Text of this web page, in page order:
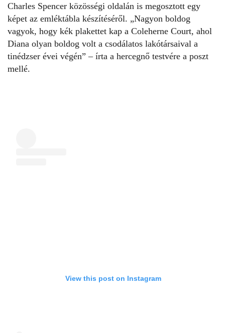
Charles Spencer közösségi oldalán is megosztott egy
képet az emléktábla készítéséről. „Nagyon boldog
vagyok, hogy kék plakettet kap a Coleherne Court, ahol
Diana olyan boldog volt a csodálatos lakótársaival a
tinédzser évei végén” – írta a hercegnő testvére a poszt
mellé.
View this post on Instagram